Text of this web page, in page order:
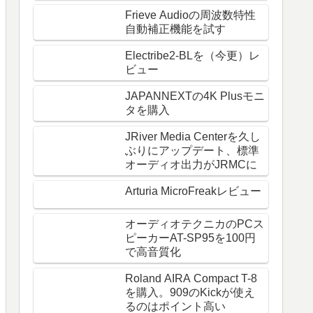
Frieve Audioの周波数特性
自動補正機能を試す
Electribe2-BLを（今更）レ
ビュー
JAPANNEXTの4K Plusモニ
タを購入
JRiver Media Centerを久し
ぶりにアップデート、標準
オーディオ出力がJRMCに
Arturia MicroFreakレビュー
オーディオテクニカのPCス
ピーカーAT-SP95を100円
で高音質化
Roland AIRA Compact T-8
を購入。909のKickが使え
るのはポイント高い